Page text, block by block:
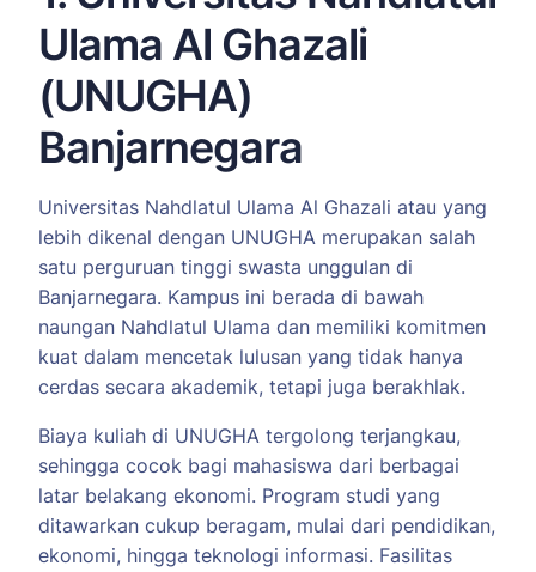
Ulama Al Ghazali
(UNUGHA)
Banjarnegara
Universitas Nahdlatul Ulama Al Ghazali atau yang
lebih dikenal dengan UNUGHA merupakan salah
satu perguruan tinggi swasta unggulan di
Banjarnegara. Kampus ini berada di bawah
naungan Nahdlatul Ulama dan memiliki komitmen
kuat dalam mencetak lulusan yang tidak hanya
cerdas secara akademik, tetapi juga berakhlak.
Biaya kuliah di UNUGHA tergolong terjangkau,
sehingga cocok bagi mahasiswa dari berbagai
latar belakang ekonomi. Program studi yang
ditawarkan cukup beragam, mulai dari pendidikan,
ekonomi, hingga teknologi informasi. Fasilitas